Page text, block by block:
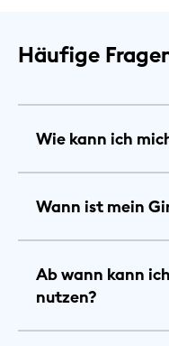
Häufige
Wie kann ich
Wann ist mein
Ab wann kann
nutzen?